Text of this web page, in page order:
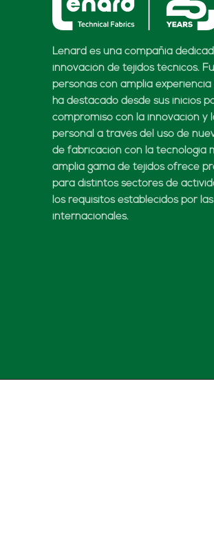
Lenard es una compañía
innovación de tejidos técnicos.
personas con amplia
ha destacado desde sus inicios
compromiso con la innovación y
personal a través del uso de
de fabricación con la tecnología
amplia gama de tejidos ofrece
para distintos sectores de
los requisitos establecidos por
internacionales.